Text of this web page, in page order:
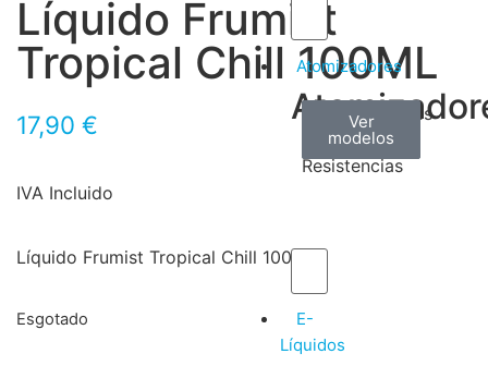
Atomizadores
Claromizadores
Ver
modelos
Reconstruíveis
Ver
modelos
Resistencias
Ver
modelos
E-
Líquidos
Líquido Frumist
Tropical Chill 100ML
17,90 €
IVA Incluido
Líquido Frumist Tropical Chill 100ML
Esgotado